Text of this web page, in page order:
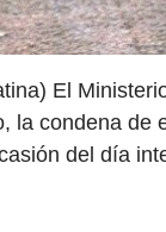
El
la condena
del día